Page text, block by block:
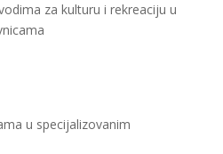
za kulturu i rekreaciju u
u specijalizovanim